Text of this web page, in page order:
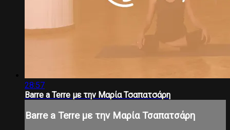
28:57
Barre a Terre με την Μαρία Τσαπατσάρη
Barre a Terre με την Μαρία Τσαπατσάρη